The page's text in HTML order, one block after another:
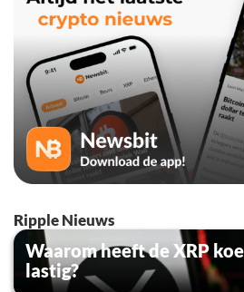
Ripple Nieuws
Waarom heeft de XRP
lastig?